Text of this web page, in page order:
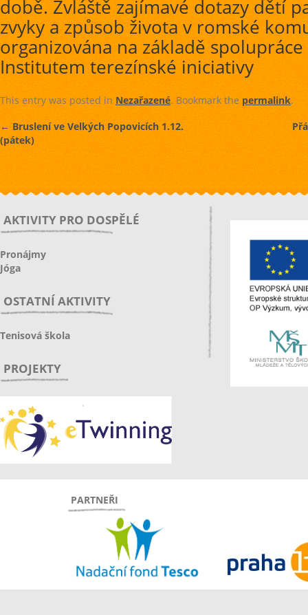
době. Zvláště zajímavé dotazy dětí
zvyky a způsob života v romské
organizována na základě
Institutem terezínské iniciativy
This entry was posted in Nezařazené. Bookmark the permalink.
← Bruslení ve Velkých Popovicích 1.12.
(pátek)
AKTIVITY PRO DOSPĚLÉ
Pronájmy
Jóga
OSTATNÍ AKTIVITY
Tenisová škola
PROJEKTY
PARTNEŘI